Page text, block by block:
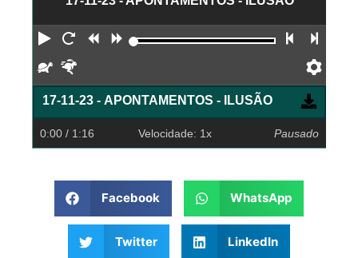
Reproduzir
Reiniciar
Retroceder
Avançar Faixa
Devagar
17-11-23 - APONTAMENTOS - ILUSÃO
0:00 / 1:16 Velocidade: 1x Pausado
Facebook WhatsApp
Twitter LinkedIn